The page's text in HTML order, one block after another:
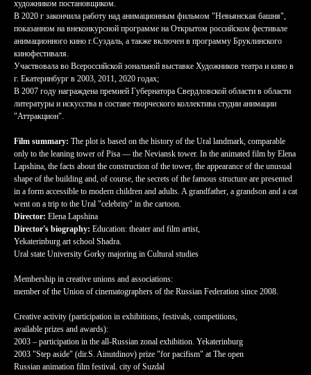
художником постановщиком.
В 2020 г закончила работу над анимационным фильмом "Невьянская башня",
показанном на внеконкурсной программе на Открытом российском фестивале
анимационного кино г.Суздаль, а также включен в программу Бруклинского
кинофестиваля.
Участвовала во Всероссийской зональной выставке Художников театра и кино в
г. Екатеринбург в 2003, 2011, 2020 годах;
В 2007 году награждена премией Губернатора Свердловской области в области
литературы и искусства в составе творческого коллектива студии анимации
"Аттракцион".
Film summary: The plot is based on the history of the Ural landmark, comparable
only to the leaning tower of Pisa — the Neviansk tower. In the animated film by Elena
Lapshina, the facts about the construction of the tower, the appearance of the unusual
shape of the building and, of course, the secrets of the famous structure are presented
in a form accessible to modern children and adults. A grandfather, a grandson and a cat
went on a trip to the Ural "celebrity" in the cartoon.
Director: Elena Lapshina
Director's biography: Education: theater and film artist,
Yekaterinburg art school Shadra.
Ural state University Gorky majoring in Cultural studies
Membership in creative unions and associations:
member of the Union of cinematographers of the Russian Federation since 2008.
Creative activity (participation in exhibitions, festivals, competitions,
available prizes and awards):
2003 – participation in the all-Russian zonal exhibition. Yekaterinburg
2003 "Step aside" (dir.S. Ainutdinov) prize "for pacifism" at The open
Russian animation film festival. city of Suzdal